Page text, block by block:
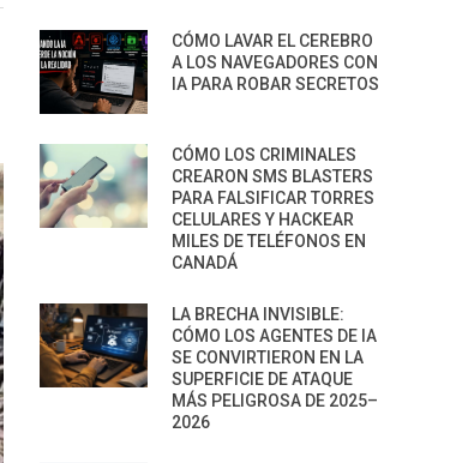
CÓMO LAVAR EL CEREBRO
A LOS NAVEGADORES CON
IA PARA ROBAR SECRETOS
CÓMO LOS CRIMINALES
CREARON SMS BLASTERS
PARA FALSIFICAR TORRES
CELULARES Y HACKEAR
MILES DE TELÉFONOS EN
CANADÁ
LA BRECHA INVISIBLE:
CÓMO LOS AGENTES DE IA
SE CONVIRTIERON EN LA
SUPERFICIE DE ATAQUE
MÁS PELIGROSA DE 2025–
2026